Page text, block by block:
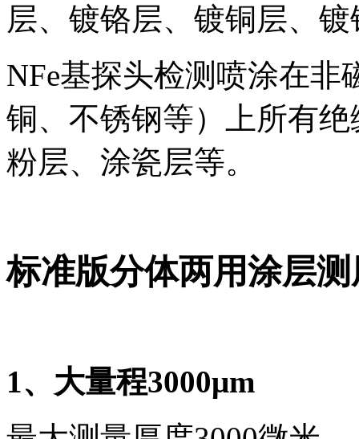
层、镀铬层、镀铜层、
NFe基探头检测喷涂在
铜、不锈钢等）上所有
粉层、涂瓷层等。
标准版分体两用涂层
1、大量程3000μm